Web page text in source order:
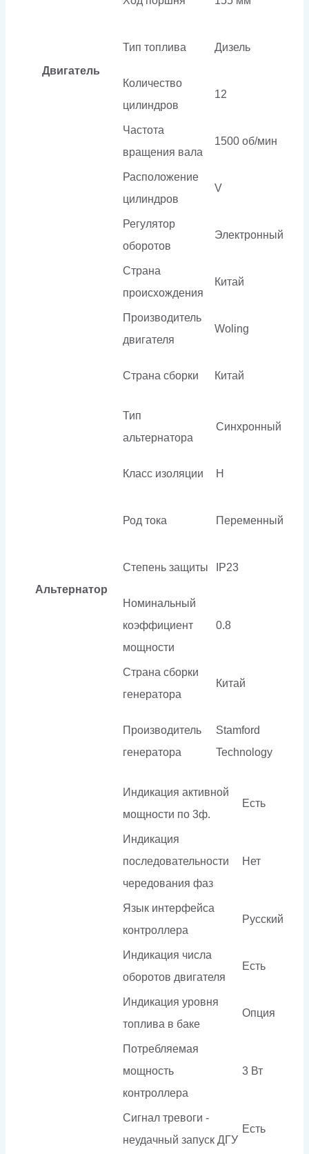
Двигатель
Тип топлива Дизель
Количество
цилиндров
12
Частота
вращения вала
1500 об/мин
Расположение
цилиндров
V
Регулятор
оборотов
Электронный
Страна
происхождения
Китай
Производитель
двигателя
Woling
Страна сборки Китай
Альтернатор
Тип
альтернатора
Синхронный
Класс изоляции H
Род тока Переменный
Степень защиты IP23
Номинальный
коэффициент
мощности
0.8
Страна сборки
генератора
Китай
Производитель
генератора
Stamford
Technology
Индикация активной
мощности по 3ф.
Есть
Индикация
последовательности
чередования фаз
Нет
Язык интерфейса
контроллера
Русский
Индикация числа
оборотов двигателя
Есть
Индикация уровня
топлива в баке
Опция
Потребляемая
мощность
контроллера
3 Вт
Сигнал тревоги -
неудачный запуск ДГУ
Есть